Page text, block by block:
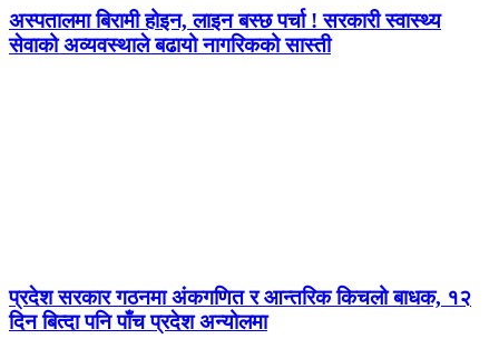
अस्पतालमा बिरामी होइन, लाइन बस्छ पर्चा ! सरकारी स्वास्थ्य
सेवाको अव्यवस्थाले बढायो नागरिकको सास्ती
प्रदेश सरकार गठनमा अंकगणित र आन्तरिक किचलो बाधक, १२
दिन बित्दा पनि पाँच प्रदेश अन्योलमा